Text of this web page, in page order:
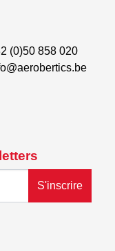
S'inscrire
(0)50 858 020